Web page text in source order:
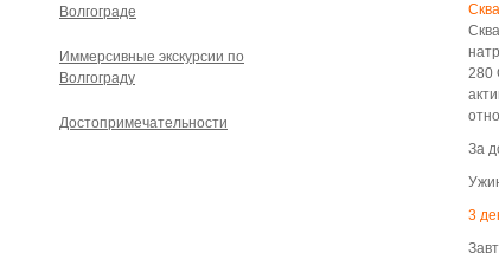
280
За
3
Волгограде
Иммерсивные экскурсии по
Волгограду
Достопримечательности